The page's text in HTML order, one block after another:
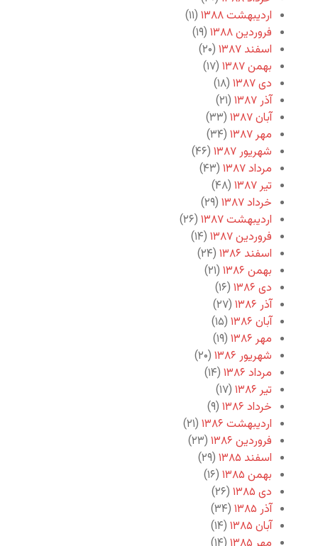
اردیبهشت ۱۳۸۸
(۱۱)
فروردین ۱۳۸۸
(۱۹)
اسفند ۱۳۸۷
(۲۰)
بهمن ۱۳۸۷
(۱۷)
دی ۱۳۸۷
(۱۸)
آذر ۱۳۸۷
(۲۱)
آبان ۱۳۸۷
(۳۳)
مهر ۱۳۸۷
(۳۴)
شهریور ۱۳۸۷
(۴۶)
مرداد ۱۳۸۷
(۴۳)
تیر ۱۳۸۷
(۴۸)
خرداد ۱۳۸۷
(۲۹)
اردیبهشت ۱۳۸۷
(۲۶)
فروردین ۱۳۸۷
(۱۴)
اسفند ۱۳۸۶
(۲۴)
بهمن ۱۳۸۶
(۲۱)
دی ۱۳۸۶
(۱۶)
آذر ۱۳۸۶
(۲۷)
آبان ۱۳۸۶
(۱۵)
مهر ۱۳۸۶
(۱۹)
شهریور ۱۳۸۶
(۲۰)
مرداد ۱۳۸۶
(۱۴)
تیر ۱۳۸۶
(۱۷)
خرداد ۱۳۸۶
(۹)
اردیبهشت ۱۳۸۶
(۲۱)
فروردین ۱۳۸۶
(۲۳)
اسفند ۱۳۸۵
(۲۹)
بهمن ۱۳۸۵
(۱۶)
دی ۱۳۸۵
(۲۶)
آذر ۱۳۸۵
(۳۴)
آبان ۱۳۸۵
(۱۴)